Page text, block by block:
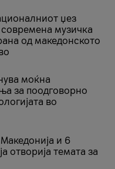
џез
музичка
од македонското
моќна
за поодговорно
во
и 6
отворија темата за